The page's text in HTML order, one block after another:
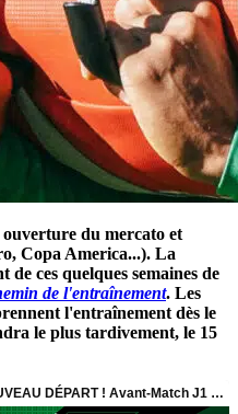
du mercato et
Copa America...). La
ces quelques semaines de
de l'entraînement. Les
l'entraînement dès le
le plus tardivement, le 15